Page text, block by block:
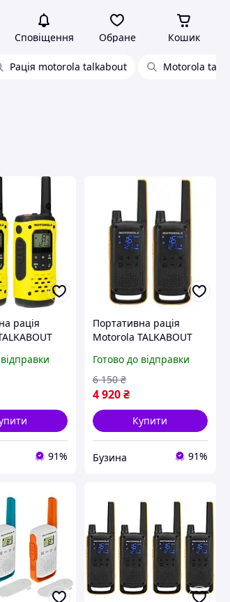
Сповіщення Обране Кошик
Рація motorola talkabout Motorola
рація
91%
Портативна рація
Motorola TALKABOUT
Yellow Black
5031753007171 buzyna
Готово до відправки
4 920₴
6 150 ₴
Купити
Бузина 91%